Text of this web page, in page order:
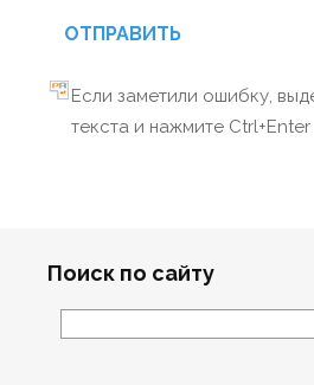
ОТПРАВИТЬ
Если заметили ошибку,
текста и нажмите Ctrl+Enter
Поиск по сайту